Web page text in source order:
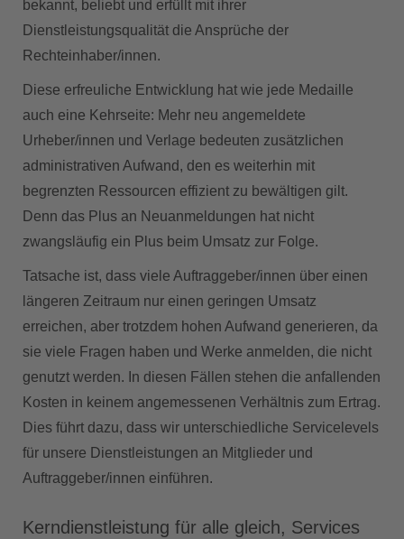
bekannt, beliebt und erfüllt mit ihrer
Dienstleistungsqualität die Ansprüche der
Rechteinhaber/innen.
Diese erfreuliche Entwicklung hat wie jede Medaille
auch eine Kehrseite: Mehr neu angemeldete
Urheber/innen und Verlage bedeuten zusätzlichen
administrativen Aufwand, den es weiterhin mit
begrenzten Ressourcen effizient zu bewältigen gilt.
Denn das Plus an Neuanmeldungen hat nicht
zwangsläufig ein Plus beim Umsatz zur Folge.
Tatsache ist, dass viele Auftraggeber/innen über einen
längeren Zeitraum nur einen geringen Umsatz
erreichen, aber trotzdem hohen Aufwand generieren, da
sie viele Fragen haben und Werke anmelden, die nicht
genutzt werden. In diesen Fällen stehen die anfallenden
Kosten in keinem angemessenen Verhältnis zum Ertrag.
Dies führt dazu, dass wir unterschiedliche Servicelevels
für unsere Dienstleistungen an Mitglieder und
Auftraggeber/innen einführen.
Kerndienstleistung für alle gleich, Services